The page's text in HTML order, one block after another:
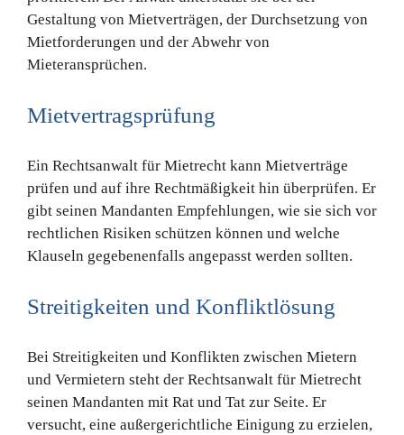
Gestaltung von Mietverträgen, der Durchsetzung von
Mietforderungen und der Abwehr von
Mieteransprüchen.
Mietvertragsprüfung
Ein Rechtsanwalt für Mietrecht kann Mietverträge
prüfen und auf ihre Rechtmäßigkeit hin überprüfen. Er
gibt seinen Mandanten Empfehlungen, wie sie sich vor
rechtlichen Risiken schützen können und welche
Klauseln gegebenenfalls angepasst werden sollten.
Streitigkeiten und Konfliktlösung
Bei Streitigkeiten und Konflikten zwischen Mietern
und Vermietern steht der Rechtsanwalt für Mietrecht
seinen Mandanten mit Rat und Tat zur Seite. Er
versucht, eine außergerichtliche Einigung zu erzielen,